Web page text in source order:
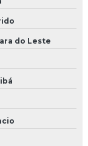
do Leste